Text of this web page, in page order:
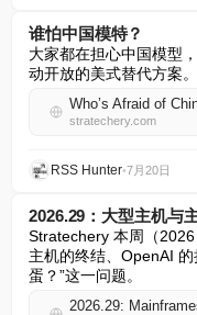
谁怕中国模特？
大家都在担心中国模型
动开放的美式替代方案。
Who’s Afraid of
stratechery.com
RSS Hunter•7月20日
2026.29：大型主机与
Stratechery 本周（
主机的终结、OpenAI
蛋？”这一问题。
2026.29: